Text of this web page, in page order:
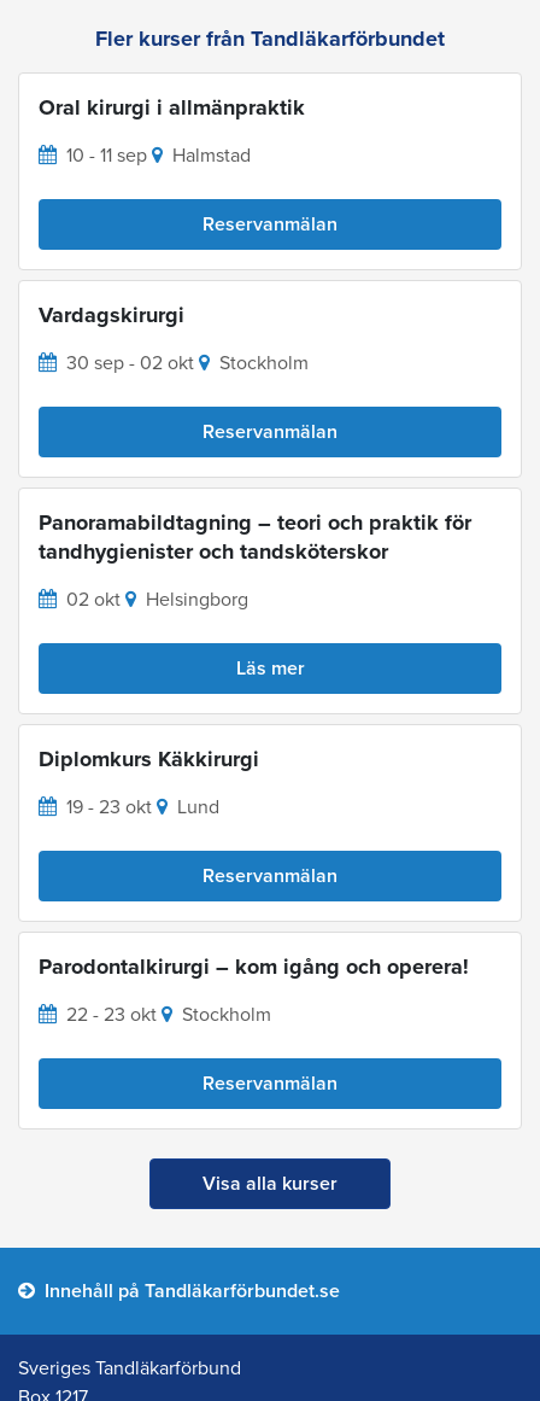
Fler kurser från Tandläkarförbundet
Oral kirurgi i allmänpraktik
10 - 11 sep Halmstad
Reservanmälan
Vardagskirurgi
30 sep - 02 okt Stockholm
Reservanmälan
Panoramabildtagning – teori och praktik för
tandhygienister och tandsköterskor
02 okt Helsingborg
Läs mer
Diplomkurs Käkkirurgi
19 - 23 okt Lund
Reservanmälan
Parodontalkirurgi – kom igång och operera!
22 - 23 okt Stockholm
Reservanmälan
Visa alla kurser
Innehåll på Tandläkarförbundet.se
Sveriges Tandläkarförbund